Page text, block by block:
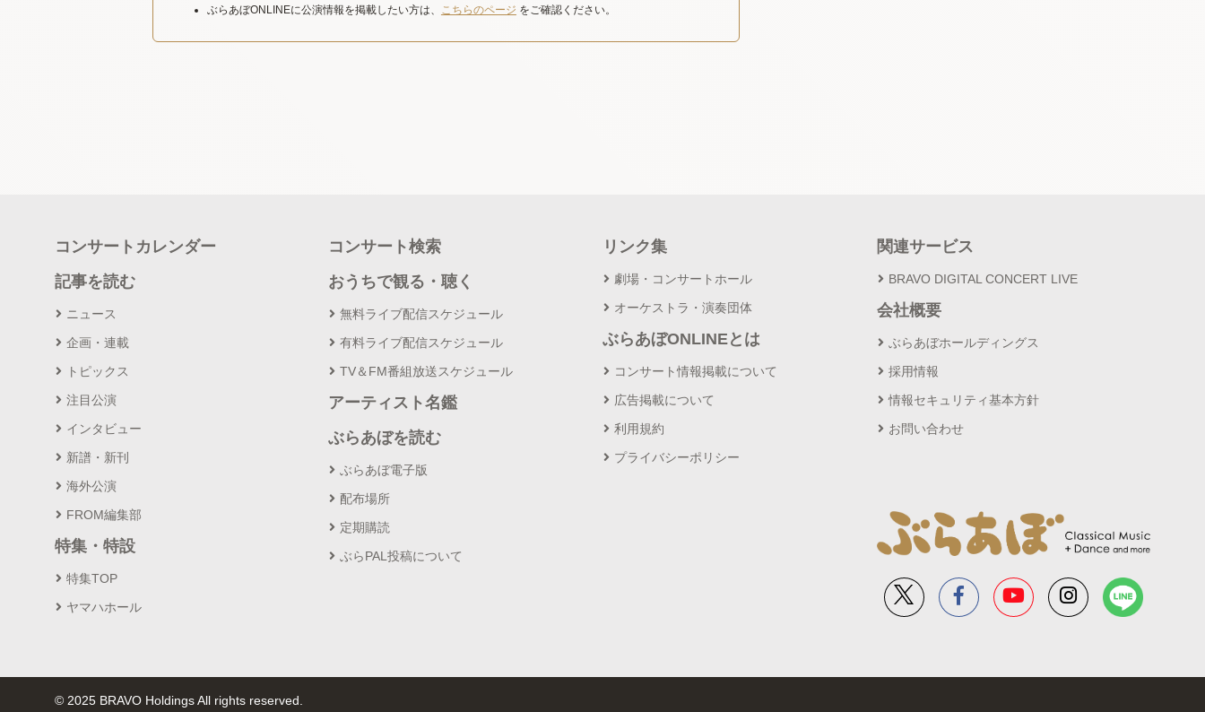
ぶらあぼONLINEに公演情報を掲載したい方は、 こちらのページ をご確認ください。
コンサートカレンダー
記事を読む
ニュース
企画・連載
トピックス
注目公演
インタビュー
新譜・新刊
海外公演
FROM編集部
特集・特設
特集TOP
ヤマハホール
コンサート検索
おうちで観る・聴く
無料ライブ配信スケジュール
有料ライブ配信スケジュール
TV＆FM番組放送スケジュール
アーティスト名鑑
ぶらあぼを読む
ぶらあぼ電子版
配布場所
定期購読
ぶらPAL投稿について
リンク集
劇場・コンサートホール
オーケストラ・演奏団体
ぶらあぼONLINEとは
コンサート情報掲載について
広告掲載について
利用規約
プライバシーポリシー
関連サービス
BRAVO DIGITAL CONCERT LIVE
会社概要
ぶらあぼホールディングス
採用情報
情報セキュリティ基本方針
お問い合わせ
© 2025 BRAVO Holdings All rights reserved.